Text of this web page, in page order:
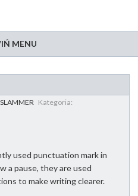
MENU
Kategoria:
used punctuation mark in
a pause, they are used
to make writing clearer.